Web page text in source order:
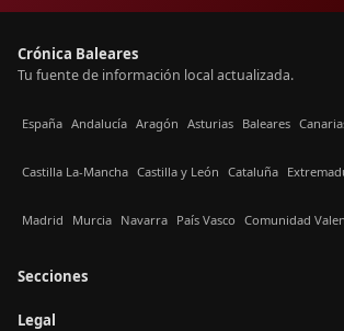
Crónica Baleares
Tu fuente de información local actualizada.
España Andalucía Aragón Asturias Baleares
Castilla La-Mancha Castilla y León Cataluña
Madrid Murcia Navarra País Vasco Comunidad
Secciones
Legal